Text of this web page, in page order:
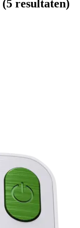
(5 resultaten)